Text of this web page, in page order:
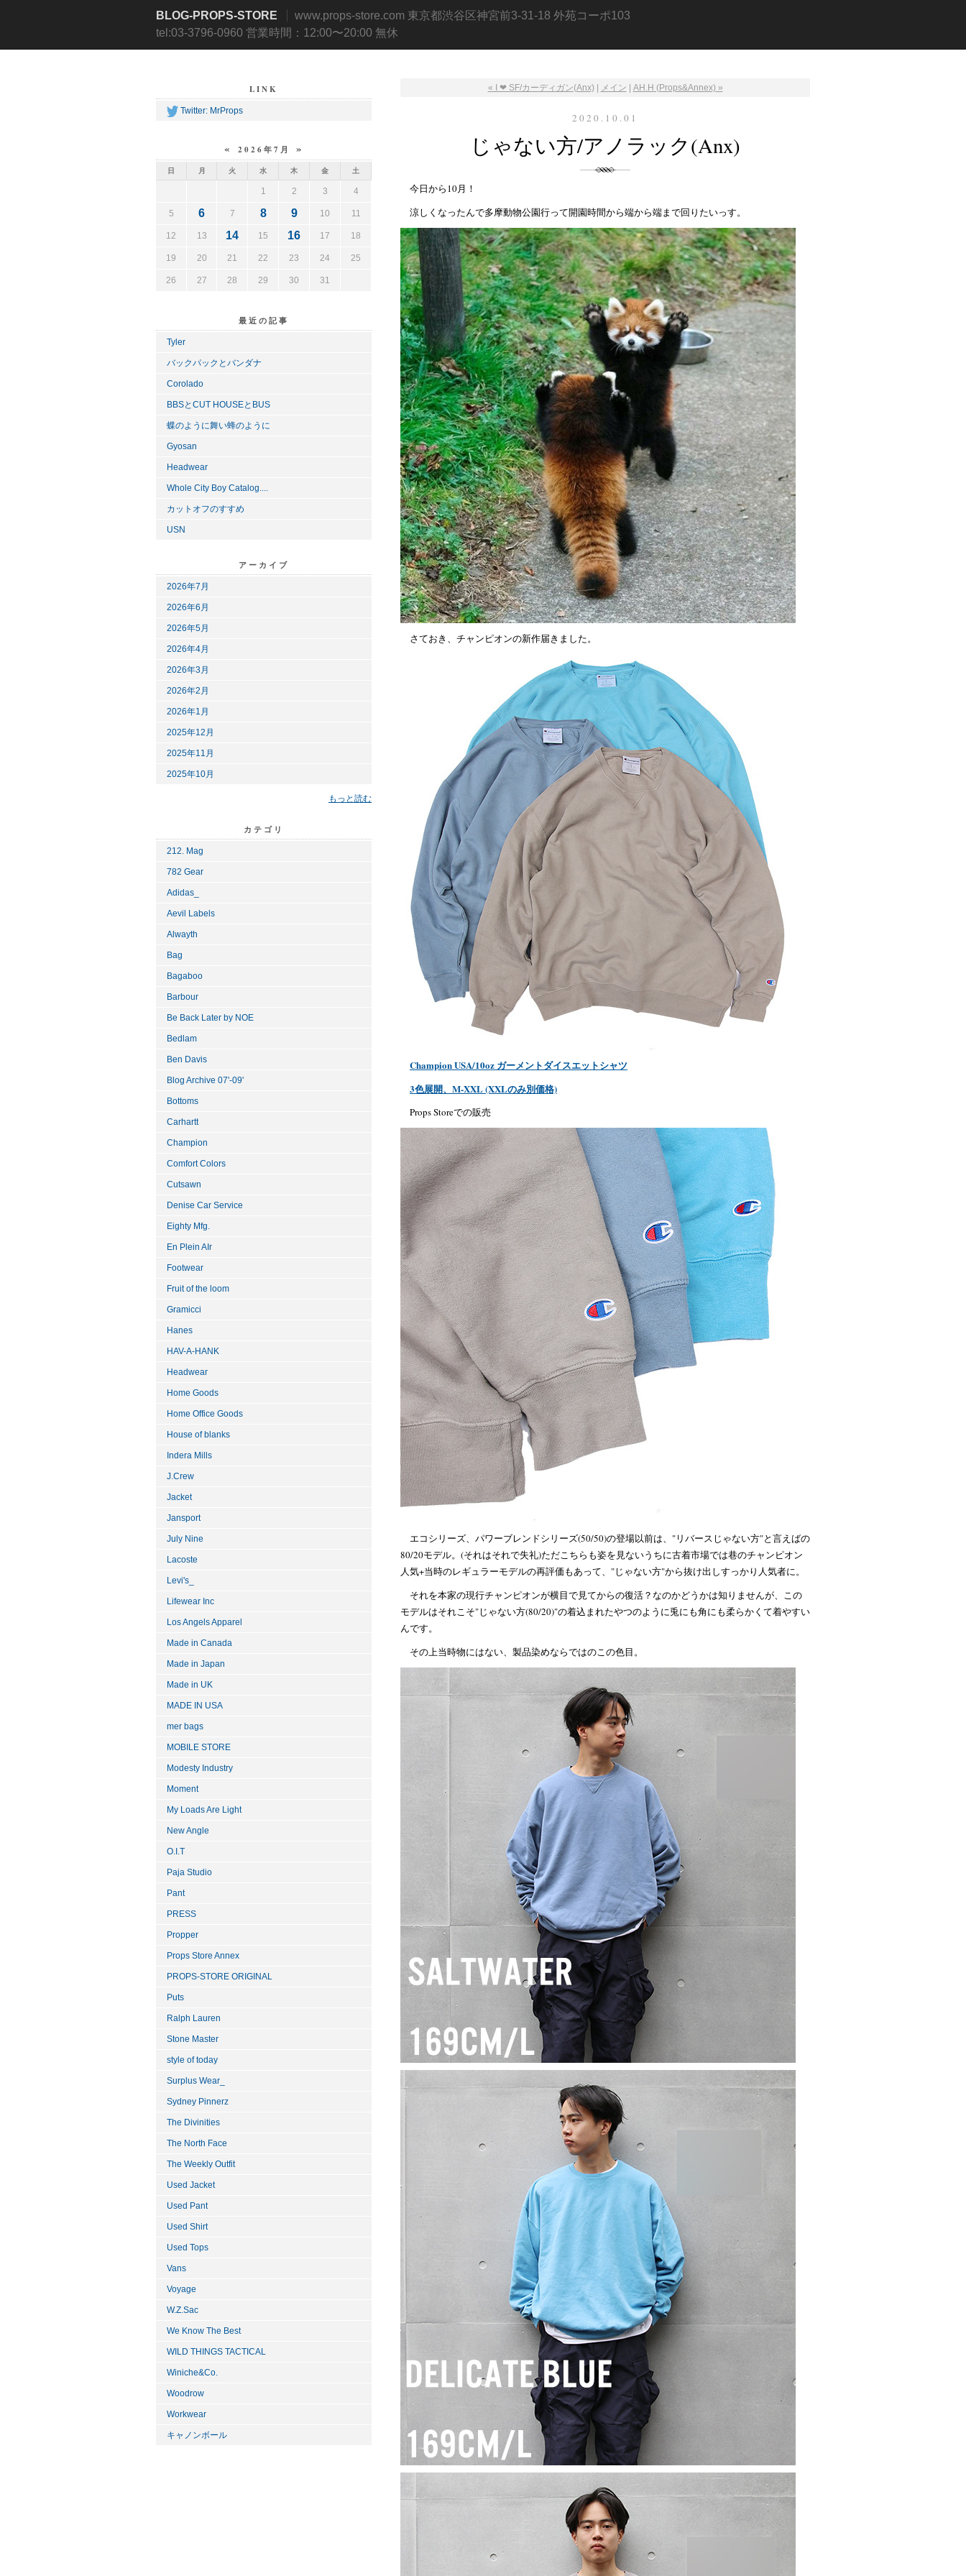
BLOG-PROPS-STORE
www.props-store.com 東京都渋谷区神宮前3-31-18 外苑コーポ103
tel:03-3796-0960 営業時間：12:00〜20:00 無休
LINK
Twitter: MrProps
« 2026年7月 »
日 月 火 水 木 金 土
1 2 3 4
5 6 7 8 9 10 11
12 13 14 15 16 17 18
19 20 21 22 23 24 25
26 27 28 29 30 31
最近の記事
Tyler
バックパックとバンダナ
Corolado
BBSとCUT HOUSEとBUS
蝶のように舞い蜂のように
Gyosan
Headwear
Whole City Boy Catalog....
カットオフのすすめ
USN
アーカイブ
2026年7月
2026年6月
2026年5月
2026年4月
2026年3月
2026年2月
2026年1月
2025年12月
2025年11月
2025年10月
もっと読む
カテゴリ
212. Mag
782 Gear
Adidas_
Aevil Labels
Alwayth
Bag
Bagaboo
Barbour
Be Back Later by NOE
Bedlam
Ben Davis
Blog Archive 07'-09'
Bottoms
Carhartt
Champion
Comfort Colors
Cutsawn
Denise Car Service
Eighty Mfg.
En Plein AIr
Footwear
Fruit of the loom
Gramicci
Hanes
HAV-A-HANK
Headwear
Home Goods
Home Office Goods
House of blanks
Indera Mills
J.Crew
Jacket
Jansport
July Nine
Lacoste
Levi's_
Lifewear Inc
Los Angels Apparel
Made in Canada
Made in Japan
Made in UK
MADE IN USA
mer bags
MOBILE STORE
Modesty Industry
Moment
My Loads Are Light
New Angle
O.I.T
Paja Studio
Pant
PRESS
Propper
Props Store Annex
PROPS-STORE ORIGINAL
Puts
Ralph Lauren
Stone Master
style of today
Surplus Wear_
Sydney Pinnerz
The Divinities
The North Face
The Weekly Outfit
Used Jacket
Used Pant
Used Shirt
Used Tops
Vans
Voyage
W.Z.Sac
We Know The Best
WILD THINGS TACTICAL
Winiche&Co.
Woodrow
Workwear
キャノンボール
« I ❤ SF/カーディガン(Anx) メイン AH.H (Props&Annex) »
2020.10.01
じゃない方/アノラック(Anx)
今日から10月！
涼しくなったんで多摩動物公園行って開園時間から端から端まで回りたいっす。
さておき、チャンピオンの新作届きました。
Champion USA/10oz ガーメントダイスエットシャツ
3色展開、M-XXL (XXLのみ別価格)
Props Storeでの販売
エコシリーズ、パワーブレンドシリーズ(50/50)の登場以前は、"リバースじゃない方"と言えばの
80/20モデル。(それはそれで失礼)ただこちらも姿を見ないうちに古着市場では巷のチャンピオン
人気+当時のレギュラーモデルの再評価もあって、"じゃない方"から抜け出しすっかり人気者に。
それを本家の現行チャンピオンが横目で見てからの復活？なのかどうかは知りませんが、この
モデルはそれこそ"じゃない方(80/20)"の着込まれたやつのように兎にも角にも柔らかくて着やすい
んです。
その上当時物にはない、製品染めならではのこの色目。